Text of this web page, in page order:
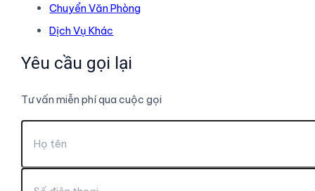
Chuyển Văn Phòng
Dịch Vụ Khác
Yêu cầu gọi lại
Tư vấn miễn phí qua cuộc gọi